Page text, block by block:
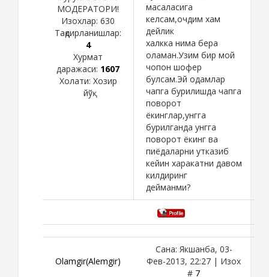
МОДЕРАТОРИ!
Изохлар: 630
Тақдирланишлар:
4
Хурмат
даражаси: 1607
Холати: Хозир
йўқ
масаласига
келсам,очдим хам
дейлик
халкка нима бера
оламан.Узим бир мой
чопон шофер
булсам.Эй одамлар
чапга бурилишда чапга
поворот
ёкинглар,унгга
бурилганда унгга
поворот ёкинг ва
пиёдаларни утказиб
кейин харакатни давом
килдиринг
дейманми?
Olamgir(Alemgir)
Сана: Якшанба, 03-
Фев-2013, 22:27 | Изох
# 7